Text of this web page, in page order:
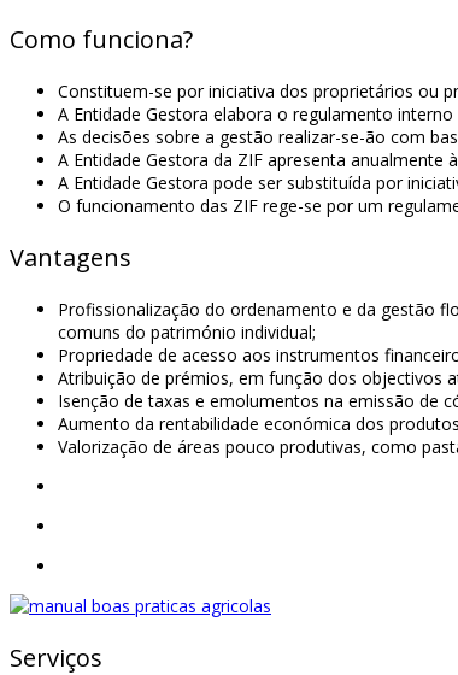
Como funciona?
Constituem-se por iniciativa dos proprietários ou
A Entidade Gestora elabora o regulamento
As decisões sobre a gestão realizar-se-ão com
A Entidade Gestora da ZIF apresenta anualmente
A Entidade Gestora pode ser substituída por
O funcionamento das ZIF rege-se por um
Vantagens
Profissionalização do ordenamento e da gestão
comuns do património individual;
Propriedade de acesso aos instrumentos
Atribuição de prémios, em função dos objectivos
Isenção de taxas e emolumentos na emissão de
Aumento da rentabilidade económica dos
Valorização de áreas pouco produtivas, como
Serviços